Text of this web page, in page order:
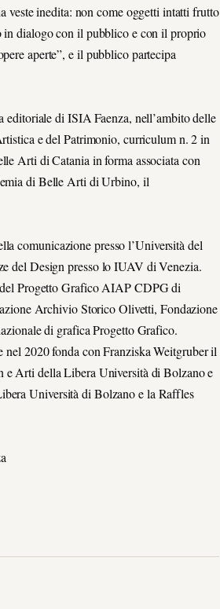
veste inedita: non come oggetti intatti frutto
in dialogo con il pubblico e con il proprio
aperte”, e il pubblico partecipa
editoriale di ISIA Faenza, nell’ambito delle
e del Patrimonio, curriculum n. 2 in
Arti di Catania in forma associata con
di Belle Arti di Urbino, il
comunicazione presso l’Università del
del Design presso lo IUAV di Venezia.
del Progetto Grafico AIAP CDPG di
Archivio Storico Olivetti, Fondazione
di grafica Progetto Grafico.
2020 fonda con Franziska Weitgruber il
e Arti della Libera Università di Bolzano e
Università di Bolzano e la Raffles